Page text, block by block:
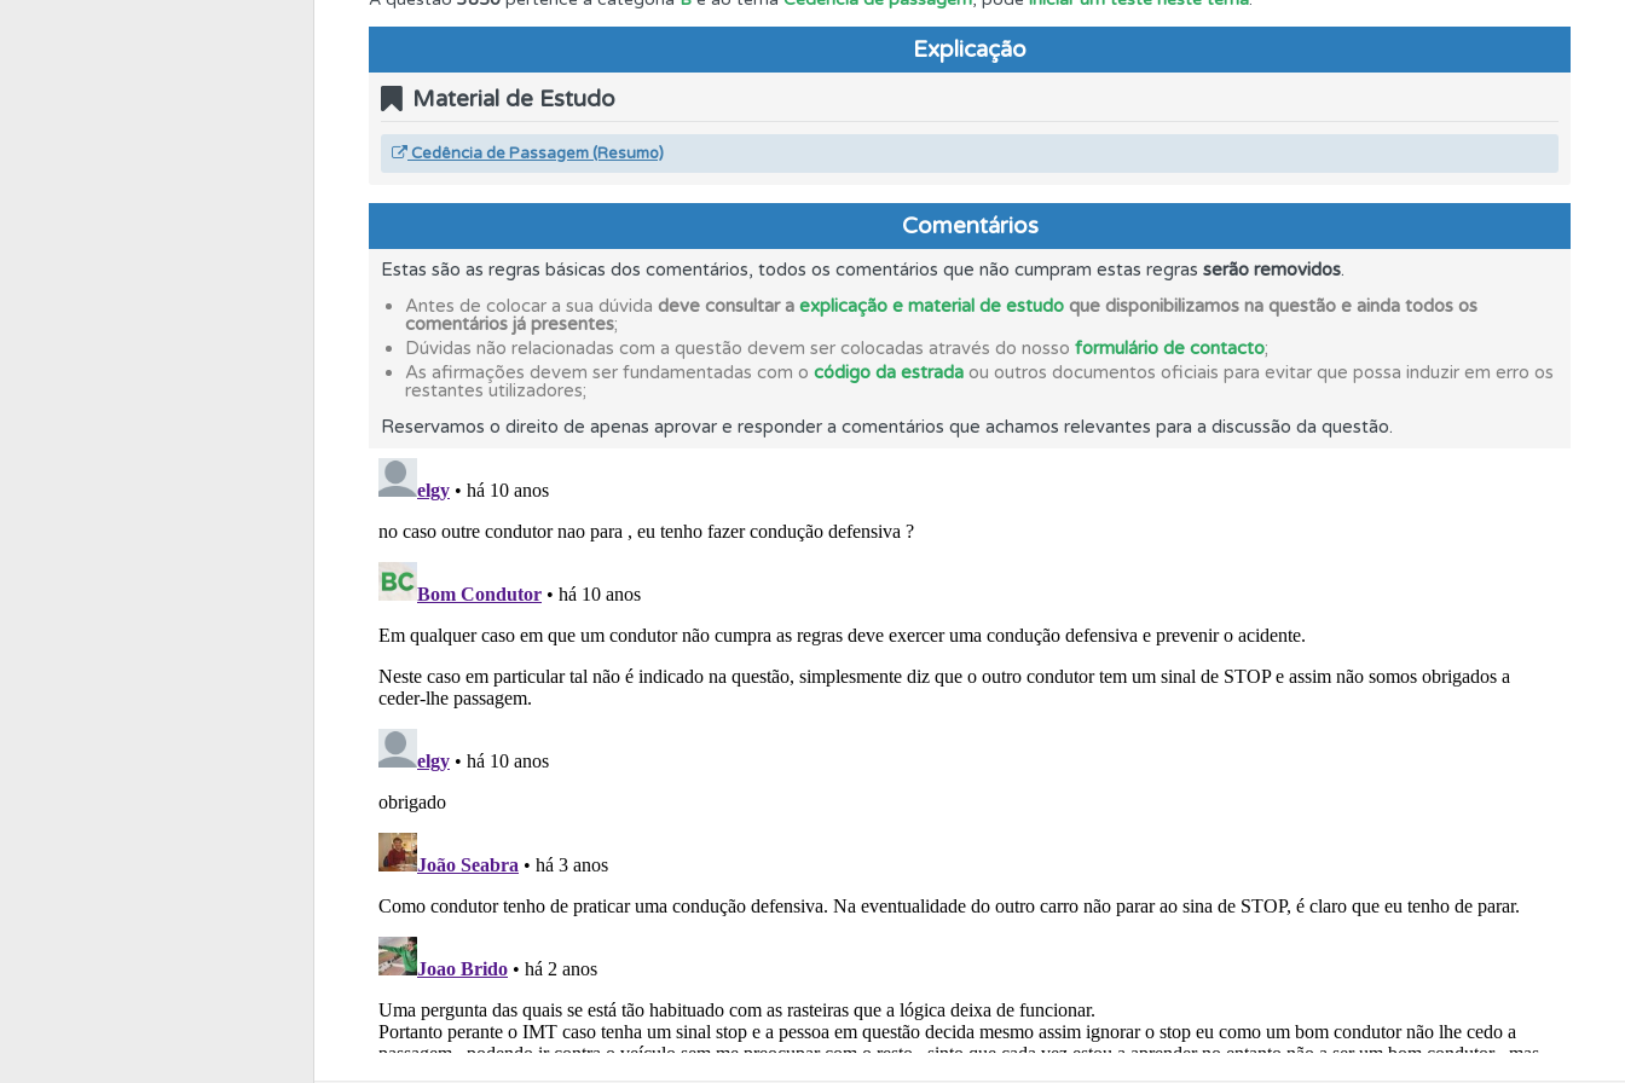
O Índice Bom Condutor dá-lhe uma ideia da sua preparação para o exame.
Questões As questões que usamos estão atualizadas e são as mesmas do exame oficial.
Deve fazer o teste que recomendamos para obter os melhores resultados.
Crie uma conta para poder partilhar o seu perfil com os seus amigos.
Questões Consulte os comentários da questão quando tem dúvidas.
Testes O teste "Erradas" apresenta-lhe questões que errou e não voltou a responder.
Ajuda Use os atalhos de teclado para responder aos testes mais rapidamente.
Perfil Tem um histórico dos seus testes no seu perfil.
Conta Crie uma conta para não perder as suas estatísticas.
Explicação
Material de Estudo
Cedência de Passagem (Resumo)
Comentários
Estas são as regras básicas dos comentários, todos os comentários que não cumpram estas regras serão removidos.
Antes de colocar a sua dúvida deve consultar a explicação e material de estudo que disponibilizamos na questão e ainda todos os
comentários já presentes;
Dúvidas não relacionadas com a questão devem ser colocadas através do nosso formulário de contacto;
As afirmações devem ser fundamentadas com o código da estrada ou outros documentos oficiais para evitar que possa induzir em erro os
restantes utilizadores;
Reservamos o direito de apenas aprovar e responder a comentários que achamos relevantes para a discussão da questão.